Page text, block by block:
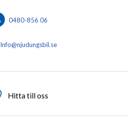
0480-856 06
Info@njudungsbil.se
Hitta till oss
0491-76 13 00
Info@njudungsbil.se
Hitta till oss
0383-76 37 50
info@njudungsbil.se
Hitta till oss